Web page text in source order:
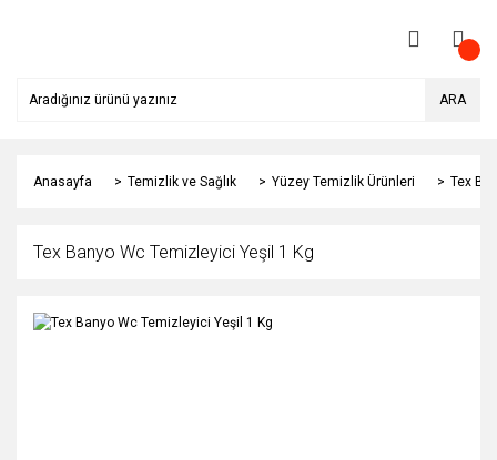
ARA
Anasayfa Temizlik ve Sağlık Yüzey Temizlik Ürünleri Tex
Tex Banyo Wc Temizleyici Yeşil 1 Kg